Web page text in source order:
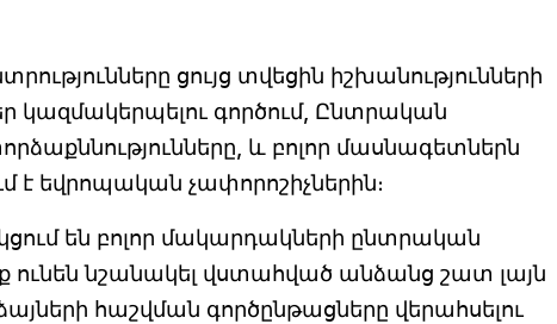
ցույց տվեցին իշխանությունների
կազմակերպելու գործում, Ընտրական
և բոլոր մասնագետներն
եվրոպական չափորոշիչներին։
են բոլոր մակարդակների ընտրական
ունեն նշանակել վստահված անձանց շատ լայն
հաշվման գործընթացները վերահսելու